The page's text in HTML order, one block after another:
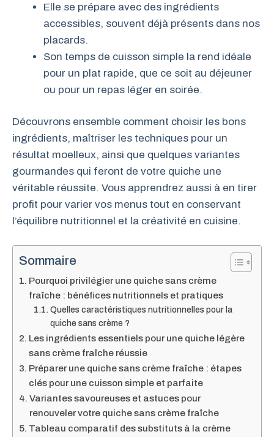
Elle se prépare avec des ingrédients
accessibles, souvent déjà présents dans nos
placards.
Son temps de cuisson simple la rend idéale
pour un plat rapide, que ce soit au déjeuner
ou pour un repas léger en soirée.
Découvrons ensemble comment choisir les bons
ingrédients, maîtriser les techniques pour un
résultat moelleux, ainsi que quelques variantes
gourmandes qui feront de votre quiche une
véritable réussite. Vous apprendrez aussi à en tirer
profit pour varier vos menus tout en conservant
l’équilibre nutritionnel et la créativité en cuisine.
Sommaire
Pourquoi privilégier une quiche sans crème
fraîche : bénéfices nutritionnels et pratiques
Quelles caractéristiques nutritionnelles pour la
quiche sans crème ?
Les ingrédients essentiels pour une quiche légère
sans crème fraîche réussie
Préparer une quiche sans crème fraîche : étapes
clés pour une cuisson simple et parfaite
Variantes savoureuses et astuces pour
renouveler votre quiche sans crème fraîche
Tableau comparatif des substituts à la crème